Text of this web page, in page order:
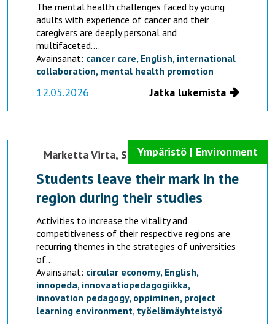
The mental health challenges faced by young
adults with experience of cancer and their
caregivers are deeply personal and
multifaceted....
Avainsanat: cancer care, English, international
collaboration, mental health promotion
12.05.2026 Jatka lukemista
Ympäristö | Environment
Marketta Virta, Sonja Lankiniemi
Students leave their mark in the
region during their studies
Activities to increase the vitality and
competitiveness of their respective regions are
recurring themes in the strategies of universities
of...
Avainsanat: circular economy, English,
innopeda, innovaatiopedagogiikka,
innovation pedagogy, oppiminen, project
learning environment, työelämäyhteistyö